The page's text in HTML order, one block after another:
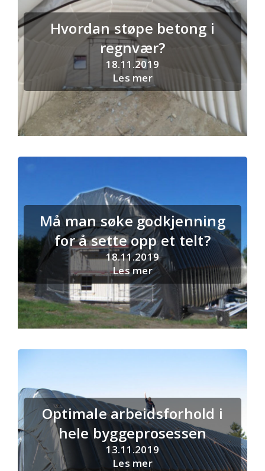
Hvordan støpe betong i
regnvær?
18.11.2019
Les mer
Må man søke godkjenning
for å sette opp et telt?
18.11.2019
Les mer
Optimale arbeidsforhold i
hele byggeprosessen
13.11.2019
Les mer